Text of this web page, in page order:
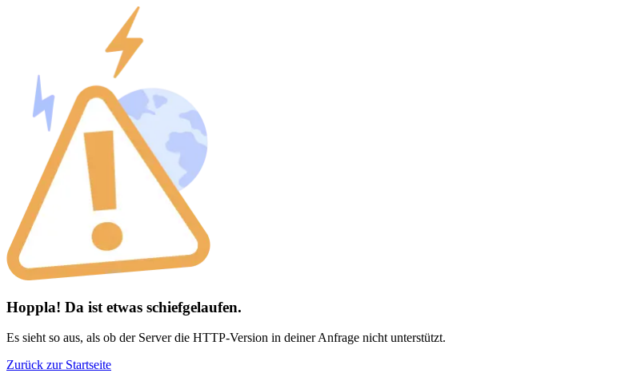
Hoppla! Da ist etwas schiefgelaufen.
Es sieht so aus, als ob der Server die HTTP-Version in deiner Anfrage nicht unterstützt.
Zurück zur Startseite